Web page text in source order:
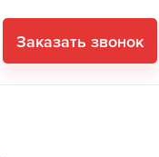
Заказать звонок